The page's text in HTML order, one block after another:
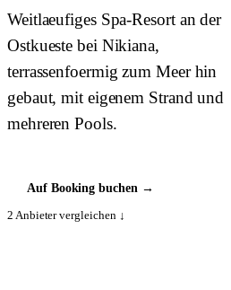
Weitlaeufiges Spa-Resort an der
Ostkueste bei Nikiana,
terrassenfoermig zum Meer hin
gebaut, mit eigenem Strand und
mehreren Pools.
Auf Booking buchen→
2 Anbieter vergleichen ↓